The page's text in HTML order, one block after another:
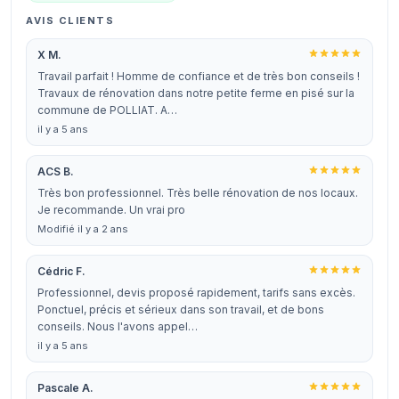
AVIS CLIENTS
X M.
Travail parfait ! Homme de confiance et de très bon conseils !
Travaux de rénovation dans notre petite ferme en pisé sur la
commune de POLLIAT. A…
il y a 5 ans
ACS B.
Très bon professionnel. Très belle rénovation de nos locaux.
Je recommande. Un vrai pro
Modifié il y a 2 ans
Cédric F.
Professionnel, devis proposé rapidement, tarifs sans excès.
Ponctuel, précis et sérieux dans son travail, et de bons
conseils. Nous l'avons appel…
il y a 5 ans
Pascale A.